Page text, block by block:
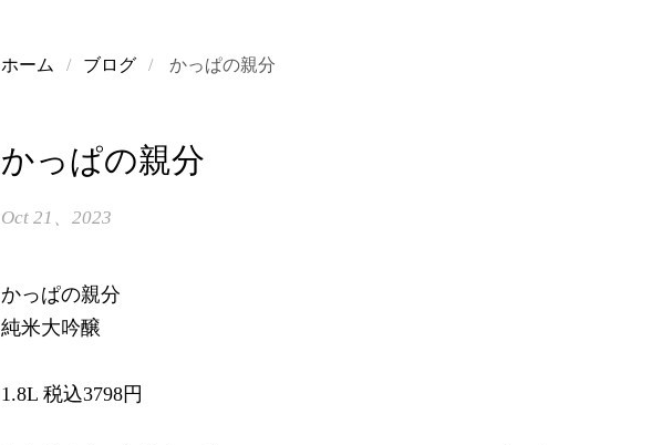
ホーム / ブログ / かっぱの親分
かっぱの親分
Oct 21、2023
かっぱの親分
純米大吟醸
1.8L 税込3798円